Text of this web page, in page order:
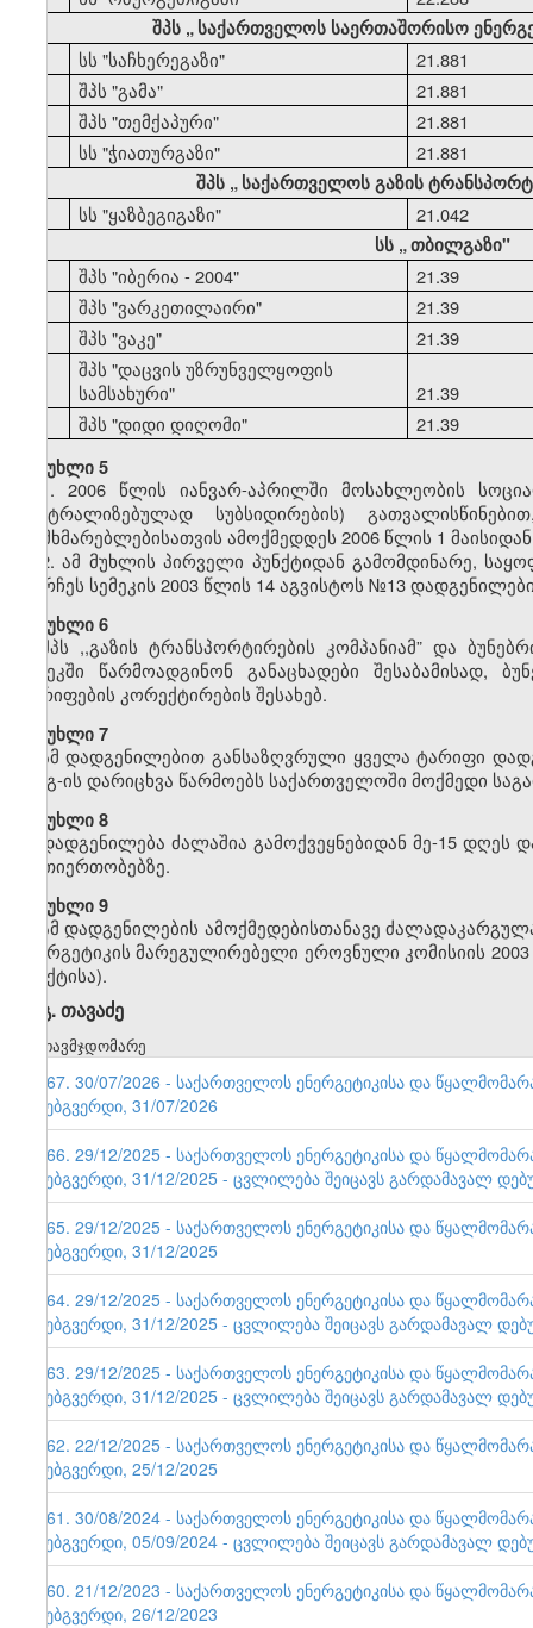
შპს „ საქართველოს საერთაშორისო
სს "საჩხერეგაზი"
21.881
შპს "გამა"
21.881
შპს "თემქაპური"
21.881
სს "ჭიათურგაზი"
21.881
შპს „საქართველოს გაზის
სს "ყაზბეგიგაზი"
21.042
სს „თბილგაზი"
შპს "იბერია - 2004"
21.39
შპს "ვარკეთილაირი"
21.39
შპს "ვაკე" 21.39
შპს "დაცვის უზრუნველყოფის
სამსახური"
21.39
შპს "დიდი დიღომი"
21.39
მუხლი 5
1. 2006 წლის იანვარ-აპრილში მოსახლეობის
ცენტრალიზებულად სუბსიდირების)
მომხმარებლებისათვის ამოქმედდეს 2006 წლის 1
2. ამ მუხლის პირველი პუნქტიდან გამომდინარე,
დარჩეს სემეკის 2003 წლის 14 აგვისტოს №13
მუხლი 6
შპს ,,გაზის ტრანსპორტირების კომპანიამ” და
სემეკში წარმოადგინონ განაცხადები შესაბამისად,
ტარიფების კორექტირების შესახებ.
მუხლი 7
ამ დადგენილებით განსაზღვრული ყველა ტარიფი
დღგ-ის დარიცხვა წარმოებს საქართველოში მოქმედი
მუხლი 8
დადგენილება ძალაშია გამოქვეყნებიდან მე-15
ურთიერთობებზე.
მუხლი 9
ამ დადგენილების ამოქმედებისთანავე
ენერგეტიკის მარეგულირებელი ეროვნული კომისიის
პუნქტისა).
გ. თავაძე
თავმჯდომარე
167. 30/07/2026 - საქართველოს ენერგეტიკისა და
ვებგვერდი, 31/07/2026
166. 29/12/2025 - საქართველოს ენერგეტიკისა და
ვებგვერდი, 31/12/2025 - ცვლილება შეიცავს გარდამავალ
165. 29/12/2025 - საქართველოს ენერგეტიკისა და
ვებგვერდი, 31/12/2025
164. 29/12/2025 - საქართველოს ენერგეტიკისა და
ვებგვერდი, 31/12/2025 - ცვლილება შეიცავს გარდამავალ
163. 29/12/2025 - საქართველოს ენერგეტიკისა და
ვებგვერდი, 31/12/2025 - ცვლილება შეიცავს გარდამავალ
162. 22/12/2025 - საქართველოს ენერგეტიკისა და
ვებგვერდი, 25/12/2025
161. 30/08/2024 - საქართველოს ენერგეტიკისა და
ვებგვერდი, 05/09/2024 - ცვლილება შეიცავს გარდამავალ
160. 21/12/2023 - საქართველოს ენერგეტიკისა და
ვებგვერდი, 26/12/2023